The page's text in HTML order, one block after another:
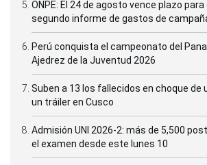
ONPE: El 24 de agosto vence plazo
segundo informe de gastos de
Perú conquista el campeonato del
Ajedrez de la Juventud 2026
Suben a 13 los fallecidos en choque de
un tráiler en Cusco
Admisión UNI 2026-2: más de 5,500
el examen desde este lunes 10